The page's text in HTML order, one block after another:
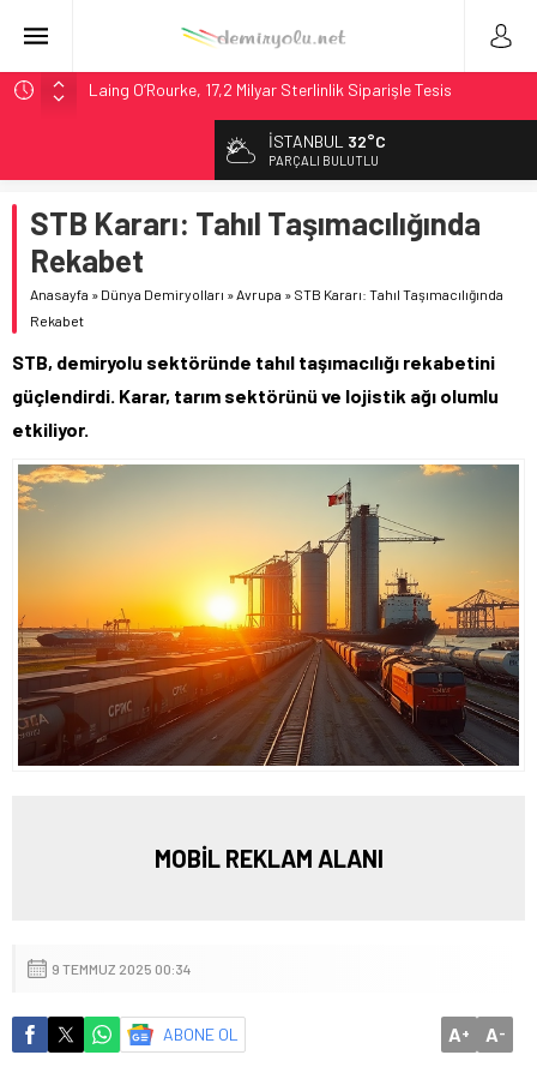
Laing O’Rourke, 17,2 Milyar Sterlinlik Siparişle Tesis
İtalya’dan Yeni Otomotiv Demiryolu: 4.800 Ton CO2
Webuild Tüneli Tamamladı: Lima’da Seyahat 45 Dakikaya
İndi
Alstom ve Siemens’ten São Paulo’da Çifte Sinyal Hamlesi
Madrid 6. Hat 2027’de Sürücüsüz: Kapasite %70 Artacak
İSTANBUL 32°C
PARÇALI BULUTLU
STB Kararı: Tahıl Taşımacılığında
Rekabet
Anasayfa » Dünya Demiryolları »Avrupa » STB Kararı: Tahıl Taşımacılığında
Rekabet
STB, demiryolu sektöründe tahıl taşımacılığı rekabetini
güçlendirdi. Karar, tarım sektörünü ve lojistik ağı olumlu
etkiliyor.
MOBİL REKLAM ALANI
9 TEMMUZ 2025 00:34
ABONE OL A+ A-